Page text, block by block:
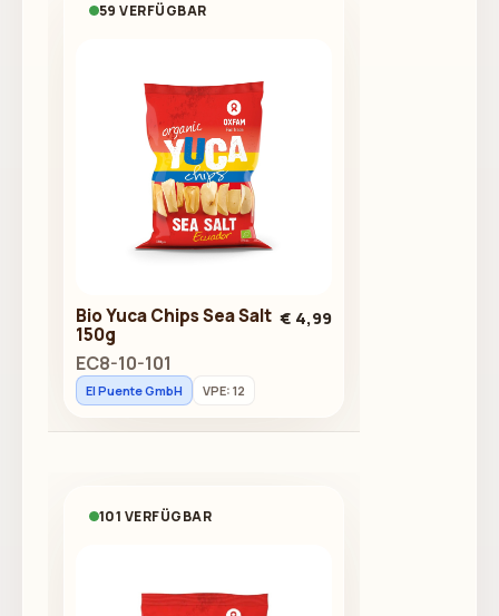
59 VERFÜGBAR
Bio Yuca Chips Sea Salt
150g
EC8-10-101
€ 4,99
El Puente GmbH VPE: 12
101 VERFÜGBAR